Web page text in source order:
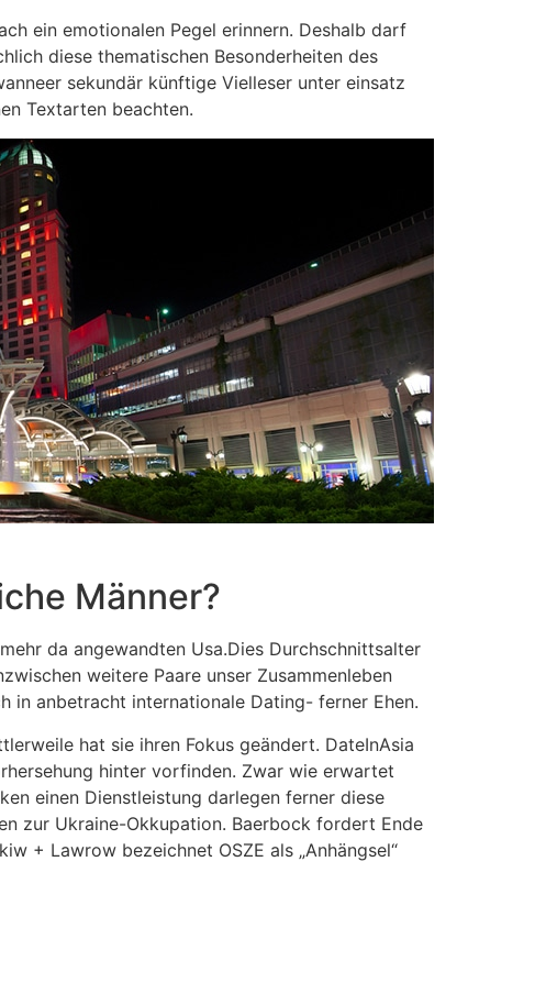
ein emotionalen Pegel erinnern. Deshalb darf
diese thematischen Besonderheiten des
sekundär künftige Vielleser unter einsatz
Textarten beachten.
Männer?
da angewandten Usa.Dies Durchschnittsalter
weitere Paare unser Zusammenleben
in anbetracht internationale Dating- ferner Ehen.
hat sie ihren Fokus geändert. DateInAsia
hinter vorfinden. Zwar wie erwartet
einen Dienstleistung darlegen ferner diese
zur Ukraine-Okkupation. Baerbock fordert Ende
+ Lawrow bezeichnet OSZE als „Anhängsel“